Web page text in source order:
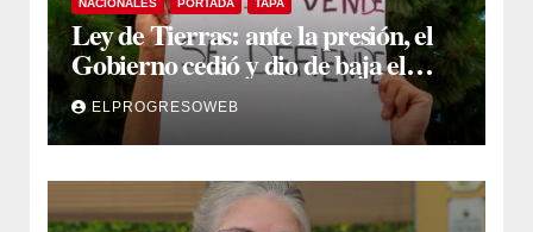
Ley de Tierras: ante la presión, el
Gobierno cedió y dio de baja el
capítulo de la polémica
ELPROGRESOWEB